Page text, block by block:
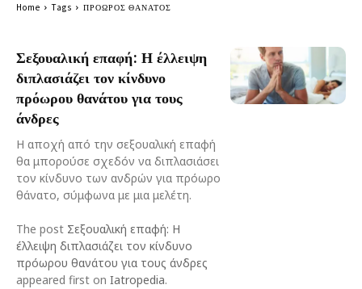
Σεξουαλική επαφή: Η έλλειψη
διπλασιάζει τον κίνδυνο
πρόωρου θανάτου για τους
άνδρες
Η αποχή από την σεξουαλική επαφή
θα μπορούσε σχεδόν να διπλασιάσει
τον κίνδυνο των ανδρών για πρόωρο
θάνατο, σύμφωνα με μια μελέτη.
The post Σεξουαλική επαφή: Η
έλλειψη διπλασιάζει τον κίνδυνο
πρόωρου θανάτου για τους άνδρες
appeared first on Iatropedia.
Home Tags ΠΡΟΩΡΟΣ ΘΑΝΑΤΟΣ